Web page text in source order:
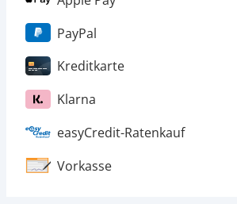
PayPal
Kreditkarte
Klarna
easyCredit-Ratenkauf
Vorkasse